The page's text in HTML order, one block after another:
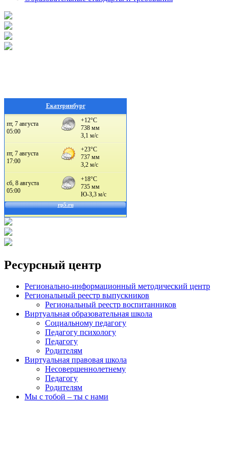
Екатеринбург
Ресурсный центр
Регионально-информационный методический центр
Региональный реестр выпускников
Региональный реестр воспитанников
Виртуальная образовательная школа
Социальному педагогу
Педагогу психологу
Педагогу
Родителям
Виртуальная правовая школа
Несовершеннолетнему
Педагогу
Родителям
Мы с тобой – ты с нами